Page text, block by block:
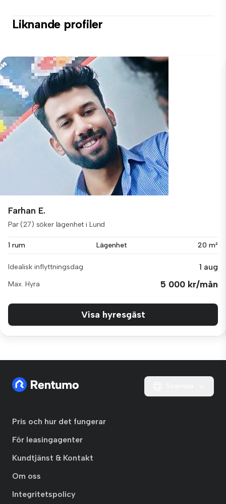
Liknande profiler
Farhan E.
Par (27) söker lägenhet i Lund
1 rum Lägenhet 20 m²
Idealisk inflyttningsdag 1 aug
Max. Hyra 5 000 kr/mån
Visa hyresgäst
Pris och hur det fungerar
För leasingagenter
Kundtjänst & Kontakt
Om oss
Integritetspolicy